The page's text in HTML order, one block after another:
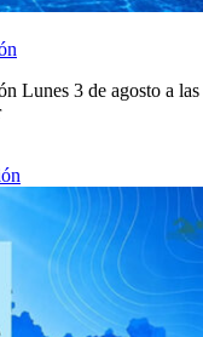
Lunes 3 de agosto a las